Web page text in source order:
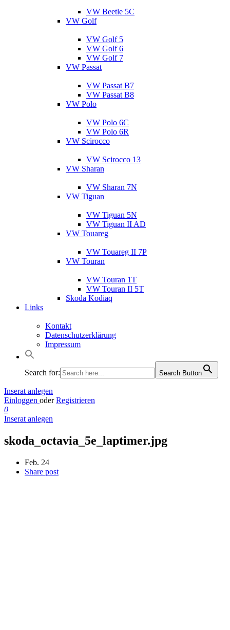
VW Beetle 5C
VW Golf
VW Golf 5
VW Golf 6
VW Golf 7
VW Passat
VW Passat B7
VW Passat B8
VW Polo
VW Polo 6C
VW Polo 6R
VW Scirocco
VW Scirocco 13
VW Sharan
VW Sharan 7N
VW Tiguan
VW Tiguan 5N
VW Tiguan II AD
VW Touareg
VW Touareg II 7P
VW Touran
VW Touran 1T
VW Touran II 5T
Skoda Kodiaq
Links
Kontakt
Datenschutzerklärung
Impressum
Search for: Search Button
Inserat anlegen
Einloggen oder Registrieren
0
Inserat anlegen
skoda_octavia_5e_laptimer.jpg
Feb. 24
Share post